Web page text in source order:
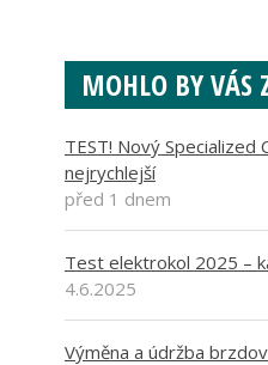
MOHLO BY VÁS
TEST! Nový Specialized
nejrychlejší
před 1 dnem
Test elektrokol 2025 –
4.6.2025
Výměna a údržba